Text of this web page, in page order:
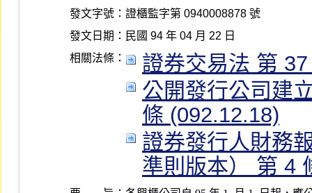
發文字號： 證櫃監字第 0940008878 號
發文日期： 民國 94 年 04 月 22 日
相關法條：
證券交易法 第
公開發行公司建
條 (092.12.18)
證券發行人財務
準則版本） 第 4